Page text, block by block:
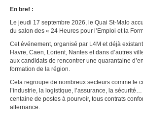
En bref :
Le jeudi 17 septembre 2026, le Quai St-Malo
du salon des « 24 Heures pour l’Emploi et la
Cet événement, organisé par L4M et déjà
Havre, Caen, Lorient, Nantes et dans d’autres
aux candidats de rencontrer une quarantaine
formation de la région.
Cela regroupe de nombreux secteurs comme le
l’industrie, la logistique, l’assurance, la
centaine de postes à pourvoir, tous contrats
alternance.